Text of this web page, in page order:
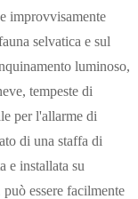
improvvisamente
selvatica e sul
luminoso,
tempeste di
per l'allarme di
di una staffa di
e installata su
essere facilmente